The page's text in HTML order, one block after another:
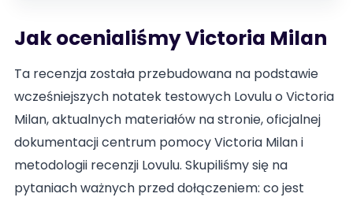
Jak ocenialiśmy Victoria Milan
Ta recenzja została przebudowana na podstawie
wcześniejszych notatek testowych Lovulu o Victoria
Milan, aktualnych materiałów na stronie, oficjalnej
dokumentacji centrum pomocy Victoria Milan i
metodologii recenzji Lovulu. Skupiliśmy się na
pytaniach ważnych przed dołączeniem: co jest